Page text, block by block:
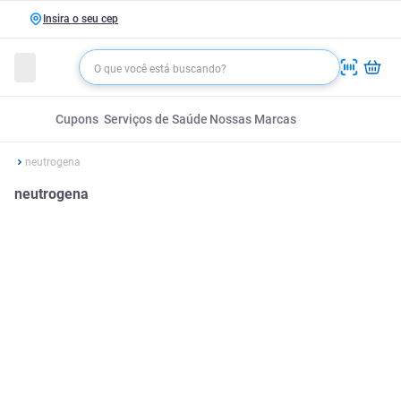
Insira o seu cep
Cupons Serviços de Saúde Nossas Marcas
neutrogena
neutrogena